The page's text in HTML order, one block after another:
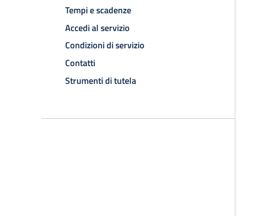
Tempi e scadenze
Accedi al servizio
Condizioni di servizio
Contatti
Strumenti di tutela